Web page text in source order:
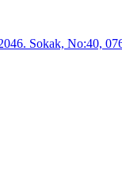
Sokak, No:40,